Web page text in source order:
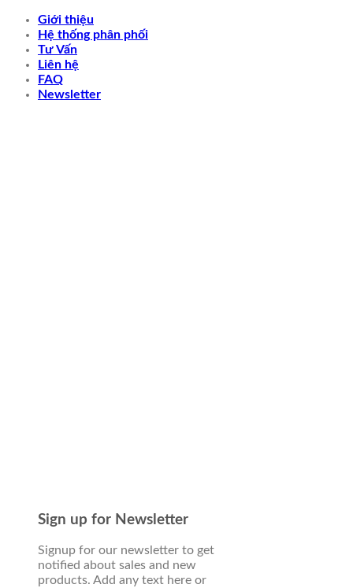
Skip
content
Giới thiệu
Hệ thống phân phối
Tư Vấn
Liên hệ
FAQ
Newsletter
Sign up for Newsletter
Signup for our newsletter to get
notified about sales and new
products. Add any text here or